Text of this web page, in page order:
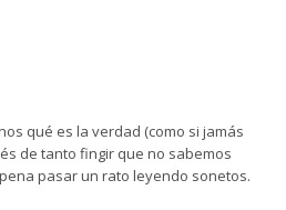
qué es la verdad (como si jamás
de tanto fingir que no sabemos
pasar un rato leyendo sonetos.